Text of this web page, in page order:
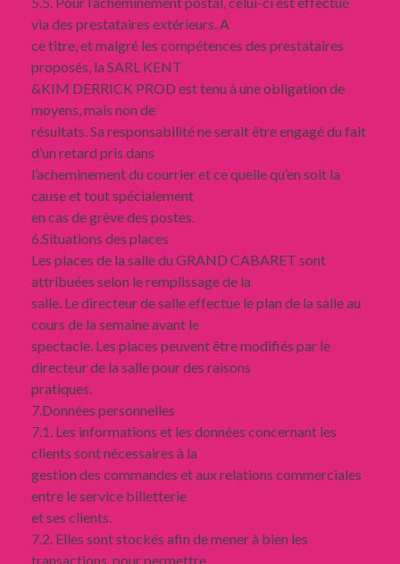
via des prestataires extérieurs. A
ce titre, et malgré les compétences des prestataires
proposés, la SARL KENT
&KIM DERRICK PROD est tenu à une obligation de
moyens, mais non de
résultats. Sa responsabilité ne serait être engagé du fait
d’un retard pris dans
l’acheminement du courrier et ce quelle qu’en soit la
cause et tout spécialement
en cas de grève des postes.
6.Situations des places
Les places de la salle du GRAND CABARET sont
attribuées selon le remplissage de la
salle. Le directeur de salle effectue le plan de la salle au
cours de la semaine avant le
spectacle. Les places peuvent être modifiés par le
directeur de la salle pour des raisons
pratiques.
7.Données personnelles
7.1. Les informations et les données concernant les
clients sont nécessaires à la
gestion des commandes et aux relations commerciales
entre le service billetterie
et ses clients.
7.2. Elles sont stockés afin de mener à bien les
transactions, pour permettre